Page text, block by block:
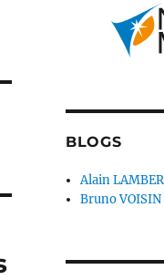
BLOGS
Alain
Bruno VOISIN